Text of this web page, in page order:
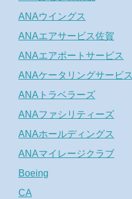
ANAウイングス
ANAエアサービス佐賀
ANAエアポートサービス
ANAケータリングサービス
ANAトラベラーズ
ANAファシリティーズ
ANAホールディングス
ANAマイレージクラブ
Boeing
CA